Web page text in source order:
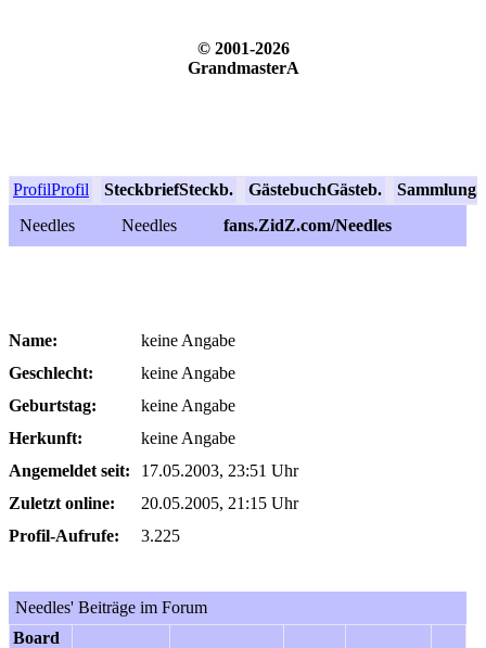
© 2001-2026
GrandmasterA
ProfilProfil SteckbriefSteckb. GästebuchGästeb. Sammlung
Needles
Needles fans.ZidZ.com/Needles
Name:
keine Angabe
Geschlecht:
keine Angabe
Geburtstag:
keine Angabe
Herkunft:
keine Angabe
Angemeldet seit:
17.05.2003, 23:51 Uhr
Zuletzt online:
20.05.2005, 21:15 Uhr
Profil-Aufrufe:
3.225
Needles' Beiträge im Forum
Board